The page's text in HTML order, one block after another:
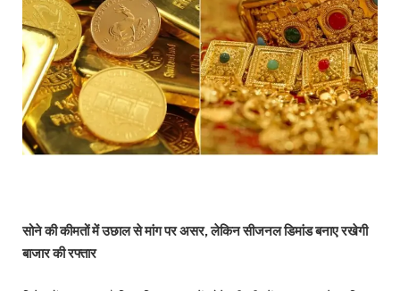
सोने की कीमतों में उछाल से मांग पर असर, लेकिन सीजनल डिमांड बनाए रखेगी
बाजार की रफ्तार